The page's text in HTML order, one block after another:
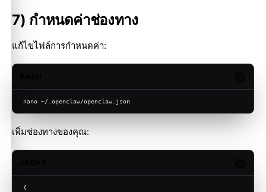
7) กำหนดค่าช่องทาง
แก้ไขไฟล์การกำหนดค่า:
nano ~/.openclaw/openclaw.json
เพิ่มช่องทางของคุณ:
{